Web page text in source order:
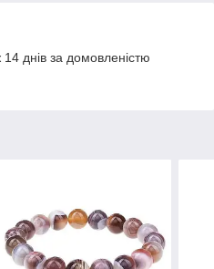
днів за домовленістю